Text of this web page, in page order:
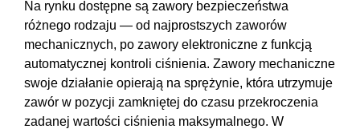
Na rynku dostępne są zawory bezpieczeństwa
różnego rodzaju — od najprostszych zaworów
mechanicznych, po zawory elektroniczne z funkcją
automatycznej kontroli ciśnienia. Zawory mechaniczne
swoje działanie opierają na sprężynie, która utrzymuje
zawór w pozycji zamkniętej do czasu przekroczenia
zadanej wartości ciśnienia maksymalnego. W